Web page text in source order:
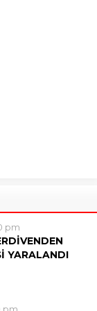
pm
YARALANDI